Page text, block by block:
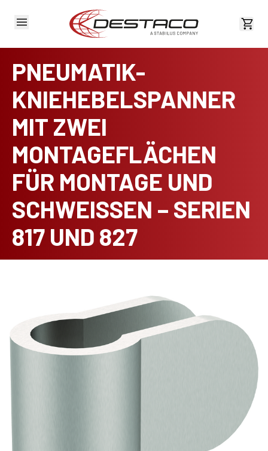
PNEUMATIK-
KNIEHEBELSPANNER
MIT ZWEI
MONTAGEFLÄCHEN
FÜR MONTAGE UND
SCHWEISSEN – SERIEN
817 UND 827